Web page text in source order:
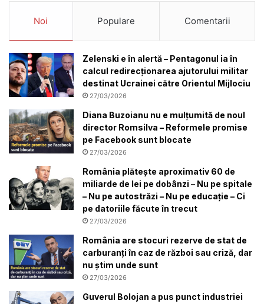
Noi Populare Comentarii
Zelenski e în alertă – Pentagonul ia în
calcul redirecționarea ajutorului militar
destinat Ucrainei către Orientul Mijlociu
27/03/2026
Diana Buzoianu nu e mulțumită de noul
director Romsilva – Reformele promise
pe Facebook sunt blocate
27/03/2026
România plătește aproximativ 60 de
miliarde de lei pe dobânzi – Nu pe spitale
– Nu pe autostrăzi – Nu pe educație – Ci
pe datoriile făcute în trecut
27/03/2026
România are stocuri rezerve de stat de
carburanți în caz de război sau criză, dar
nu știm unde sunt
27/03/2026
Guverul Bolojan a pus punct industriei